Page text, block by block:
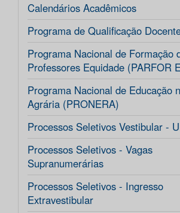
Calendários Acadêmicos
Programa de Qualificação
Programa Nacional de Formação
Professores Equidade (PARFOR
Programa Nacional de Educação
Agrária (PRONERA)
Processos Seletivos Vestibular -
Processos Seletivos - Vagas
Supranumerárias
Processos Seletivos - Ingresso
Extravestibular